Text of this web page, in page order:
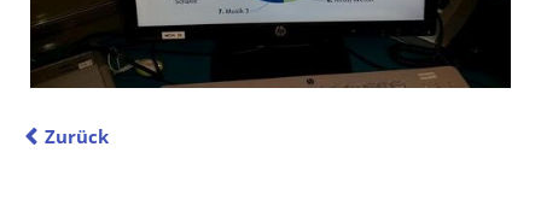
Zurück